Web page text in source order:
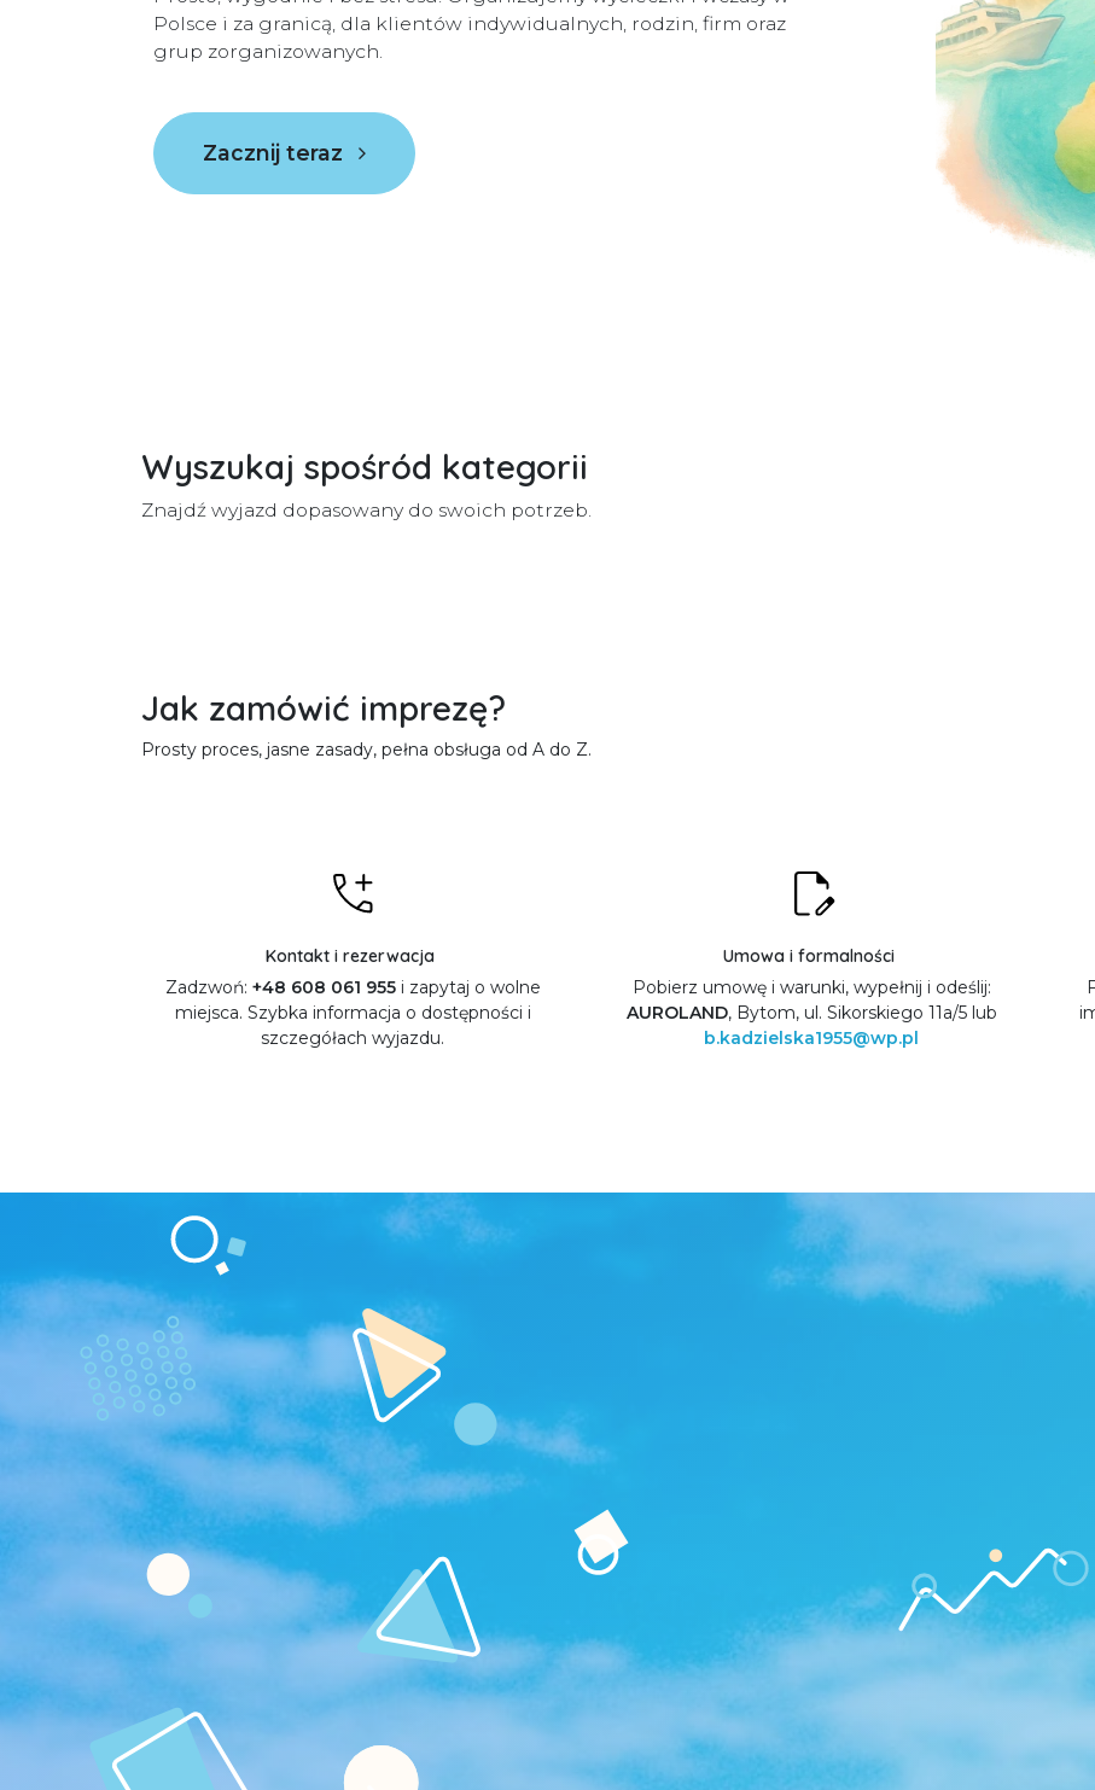
Polsce i za granicą, dla klientów indywidualnych, rodzin, firm oraz
grup zorganizowanych.
Zacznij teraz
Wyszukaj spośród kategorii
Znajdź wyjazd dopasowany do swoich potrzeb.
Jak zamówić imprezę?
Prosty proces, jasne zasady, pełna obsługa od A do Z.
Kontakt i rezerwacja
Zadzwoń: +48 608 061 955 i zapytaj o wolne
miejsca. Szybka informacja o dostępności i
szczegółach wyjazdu.
Umowa i formalności
Pobierz umowę i warunki, wypełnij i odeślij:
AUROLAND, Bytom, ul. Sikorskiego 11a/5 lub
b.kadzielska1955@wp.pl